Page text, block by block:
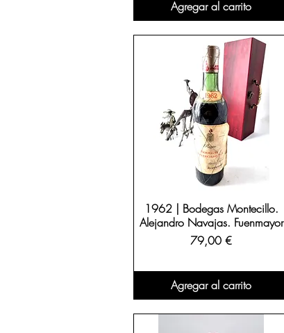
Agregar al carrito
1962 | Bodegas Montecillo.
Alejandro Navajas. Fuenmayor
Precio
79,00 €
Agregar al carrito